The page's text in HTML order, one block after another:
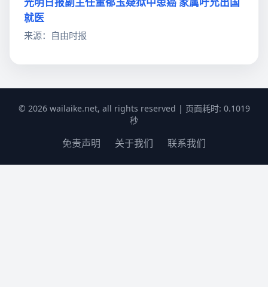
就医
来源：自由时报
© 2026 wailaike.net, all rights reserved | 页面耗时: 0.1019
秒
免责声明 关于我们 联系我们